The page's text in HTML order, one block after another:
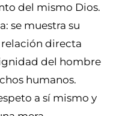
del mismo Dios.
se muestra su
relación directa
del hombre
humanos.
a sí mismo y